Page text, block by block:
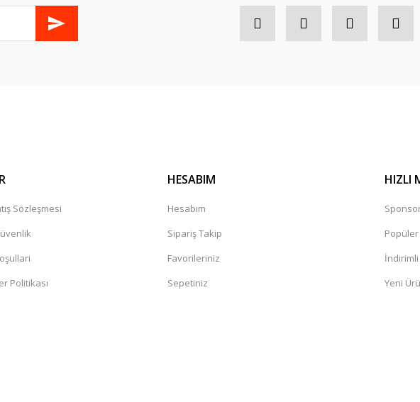
Sözleşmesi
Politikası
HESABIM
Hesabım
Sipariş Takip
Favorileriniz
Sepetiniz
HIZLI
Yeni